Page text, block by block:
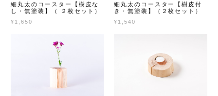
細丸太のコースター【樹皮な
し・無塗装】（ ２枚セット）
¥1,650
細丸太のコースター【樹皮付
き・無塗装】（２枚セット）
¥1,540